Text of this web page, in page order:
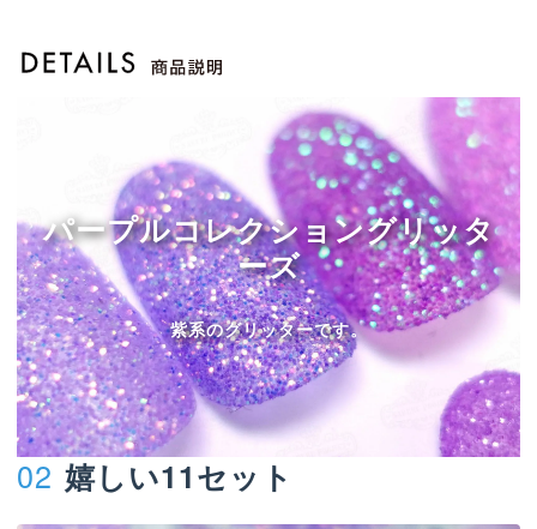
パープルコレクショングリッタ
ーズ
紫系のグリッターです。
02 嬉しい11セット